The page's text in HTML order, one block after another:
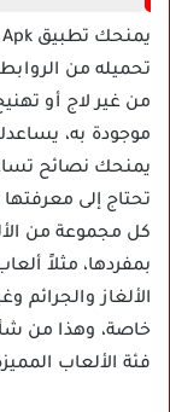
تحميله من
من غير لاج أو
موجودة به،
يمنحك نصائح
تحتاج إلى
كل مجموعة من
بمفردها، مثلاً
الألغاز والجرائم
خاصة، وهذا من
فئة الألعاب